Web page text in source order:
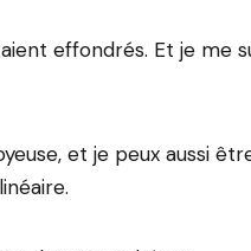
effondrés. Et je me
et je peux aussi